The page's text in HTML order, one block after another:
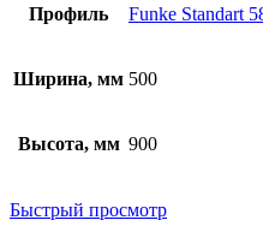
Профиль Funke Standart
Ширина, мм 500
Высота, мм 900
Быстрый просмотр